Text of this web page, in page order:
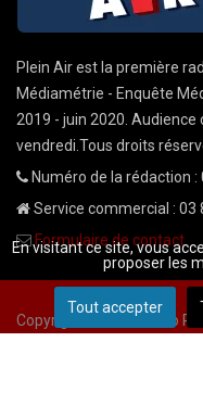
Plein Air est la première
Médiamétrie - Enquête
2019 - juin 2020. Audience
vendredi.Tous droits
Numéro de la rédaction :
Service commercial : 03
Formulaire de contact
Copyright © 2026 Radio
En visitant ce site, vous
proposer les
Tout accepter